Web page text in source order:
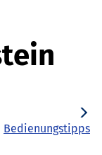
Bedienungstipps